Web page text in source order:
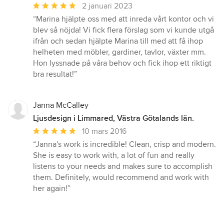
Genomsnittligt
omdöme:
5
av
5
stjärnor
2 januari 2023
“Marina hjälpte oss med att inreda vårt kontor och vi
blev så nöjda! Vi fick flera förslag som vi kunde utgå
ifrån och sedan hjälpte Marina till med att få ihop
helheten med möbler, gardiner, tavlor, växter mm.
Hon lyssnade på våra behov och fick ihop ett riktigt
bra resultat!”
Janna McCalley
Ljusdesign i Limmared, Västra Götalands län.
Genomsnittligt
omdöme:
5
av
5
stjärnor
10 mars 2016
“Janna's work is incredible! Clean, crisp and modern.
She is easy to work with, a lot of fun and really
listens to your needs and makes sure to accomplish
them. Definitely, would recommend and work with
her again!”